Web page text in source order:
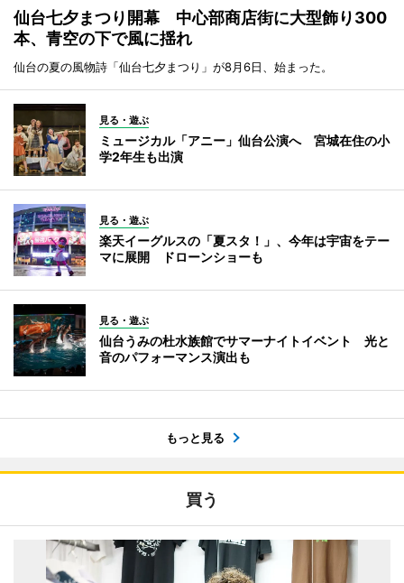
仙台七夕まつり開幕 中心部商店街に大型飾り300
本、青空の下で風に揺れ
仙台の夏の風物詩「仙台七夕まつり」が8月6日、始まった。
見る・遊ぶ
ミュージカル「アニー」仙台公演へ 宮城在住の小
学2年生も出演
見る・遊ぶ
楽天イーグルスの「夏スタ！」、今年は宇宙をテー
マに展開 ドローンショーも
見る・遊ぶ
仙台うみの杜水族館でサマーナイトイベント 光と
音のパフォーマンス演出も
もっと見る
買う